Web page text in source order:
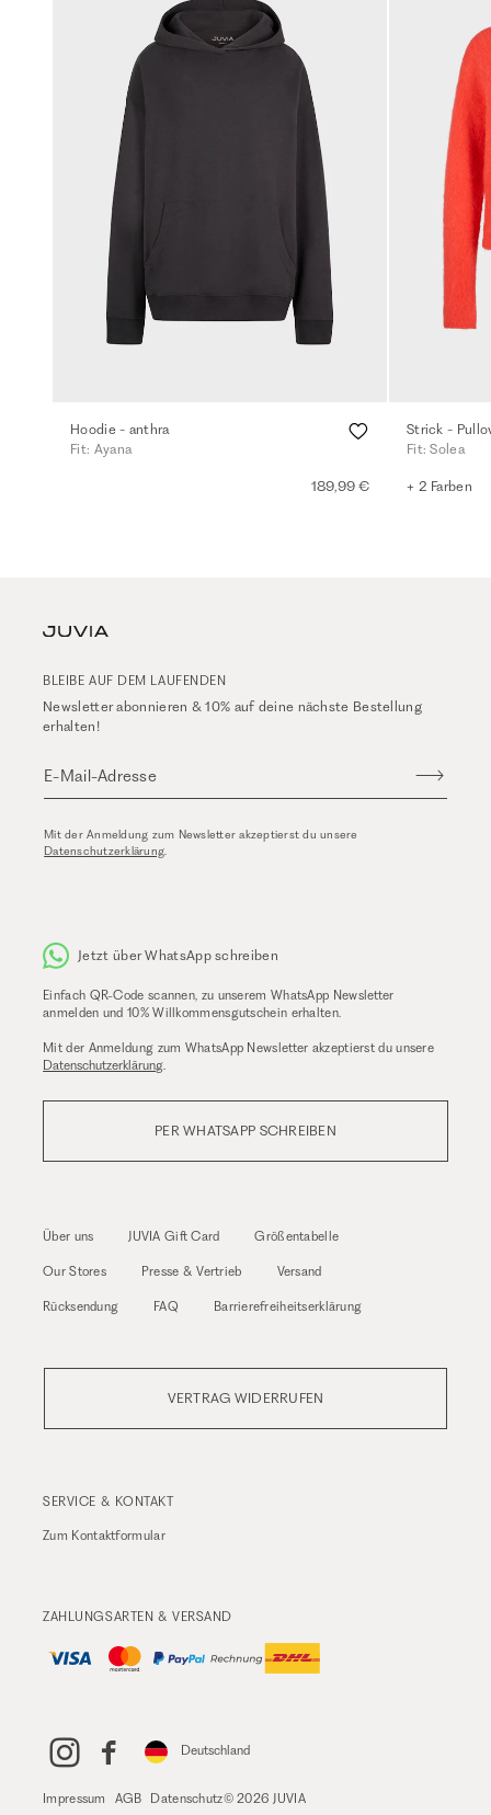
Hoodie - anthra
Fit: Ayana
189,99 €
Strick -
Fit: Solea
+ 2 Farben
BLEIBE AUF DEM LAUFENDEN
Newsletter abonnieren & 10% auf deine nächste Bestellung
erhalten!
E-Mail-Adresse
Mit der Anmeldung zum Newsletter akzeptierst du unsere
Datenschutzerklärung
Jetzt über WhatsApp schreiben
Einfach QR-Code scannen, zu unserem WhatsApp Newsletter
anmelden und 10% Willkommensgutschein erhalten.
Mit der Anmeldung zum WhatsApp Newsletter akzeptierst du unsere
Datenschutzerklärung
PER WHATSAPP SCHREIBEN
Über uns JUVIA Gift Card Größentabelle
Our Stores Presse & Vertrieb Versand
Rücksendung FAQ Barrierefreiheitserklärung
VERTRAG WIDERRUFEN
SERVICE & KONTAKT
Zum Kontaktformular
ZAHLUNGSARTEN & VERSAND
Deutschland
Impressum AGB Datenschutz© 2026 JUVIA